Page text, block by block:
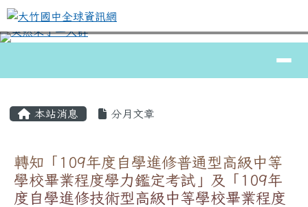
跳至主內容區
大竹國中全球資訊網
⏸
本站消息 分月文章
轉知「109年度自學進修普通型高級中等
學校畢業程度學力鑑定考試」及「109年
度自學進修技術型高級中等學校畢業程度